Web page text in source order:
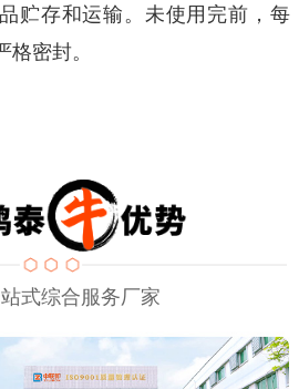
贮存和运输。未使用完前，每
密封。
式综合服务厂家